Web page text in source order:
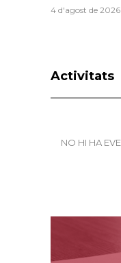
4 d'agost de 2026
Activitats
NO HI HA